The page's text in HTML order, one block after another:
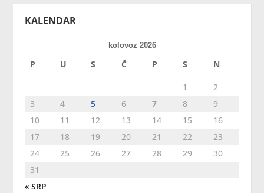
KALENDAR
kolovoz 2026
P U S Č P S N
1
2
3
4 5 6 7 8
9
10
11 12 13 14 15
16
17
18 19 20 21 22
23
24
25 26 27 28 29
30
31
« SRP